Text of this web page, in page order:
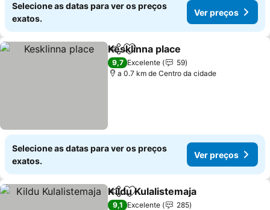
Selecione as datas para ver os preços
exatos.
Ver preços
PartilharAdicionar aos favoritos
Kesklinna place
9,7 Excelente
59
a 0.7 km de Centro da cidade
Selecione as datas para ver os preços
exatos.
Ver preços
PartilharAdicionar aos favoritos
Kildu Kulalistemaja
9,1 Excelente
285